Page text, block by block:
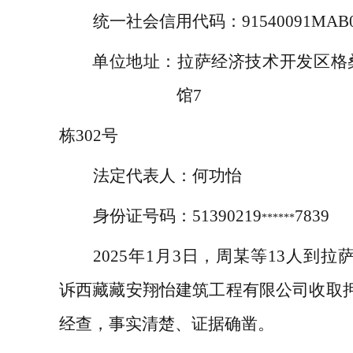
统一社会信用代码：
单位地址：拉萨经济技术开发区格
馆7
栋302号
法定代表人： 何功怡
身份证号码： 51390219******7839
2025年1 月 3 日，周某等13 人到拉
诉西藏藏安翔怡建筑工程有限公司收取
经查，事实清楚、证据确凿。